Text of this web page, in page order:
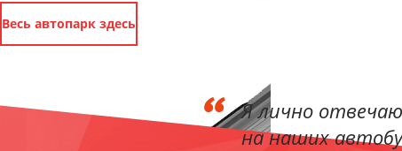
Весь автопарк здесь
Я лично
на наших